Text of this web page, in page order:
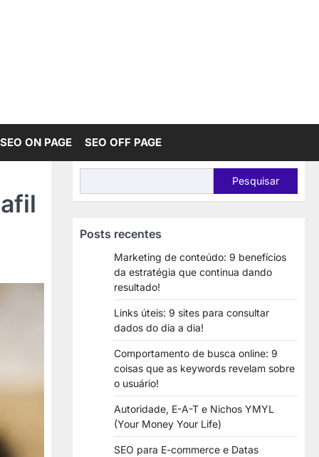
SEO ON PAGE SEO OFF PAGE
Pesquisar
Posts recentes
Marketing de conteúdo: 9 benefícios
da estratégia que continua dando
resultado!
Links úteis: 9 sites para consultar
dados do dia a dia!
Comportamento de busca online: 9
coisas que as keywords revelam sobre
o usuário!
Autoridade, E-A-T e Nichos YMYL
(Your Money Your Life)
SEO para E-commerce e Datas